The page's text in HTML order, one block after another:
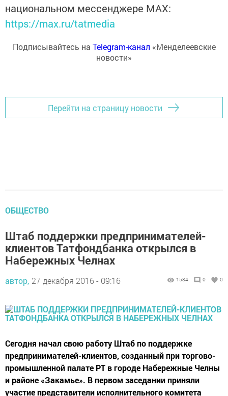
национальном мессенджере MАХ:
https://max.ru/tatmedia
Подписывайтесь на Telegram-канал «Менделеевские
новости»
Перейти на страницу новости
ОБЩЕСТВО
Штаб поддержки предпринимателей-
клиентов Татфондбанка открылся в
Набережных Челнах
автор, 27 декабря 2016 - 09:16 1584 0 0
Сегодня начал свою работу Штаб по поддержке
предпринимателей-клиентов, созданный при торгово-
промышленной палате РТ в городе Набережные Челны
и районе «Закамье». В первом заседании приняли
участие представители исполнительного комитета